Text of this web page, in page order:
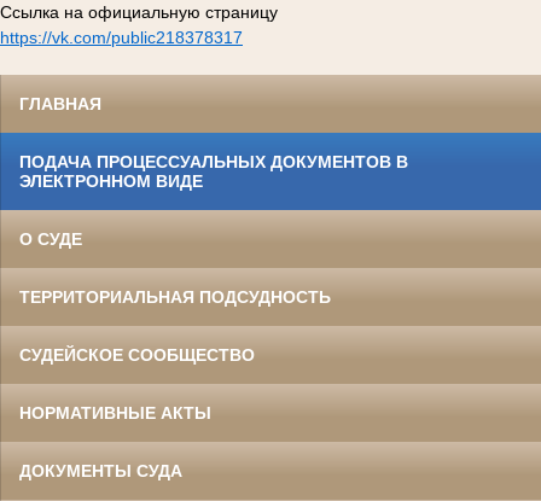
Ссылка на официальную страницу
https://vk.com/public218378317
ГЛАВНАЯ
ПОДАЧА ПРОЦЕССУАЛЬНЫХ ДОКУМЕНТОВ В
ЭЛЕКТРОННОМ ВИДЕ
О СУДЕ
ТЕРРИТОРИАЛЬНАЯ ПОДСУДНОСТЬ
СУДЕЙСКОЕ СООБЩЕСТВО
НОРМАТИВНЫЕ АКТЫ
ДОКУМЕНТЫ СУДА